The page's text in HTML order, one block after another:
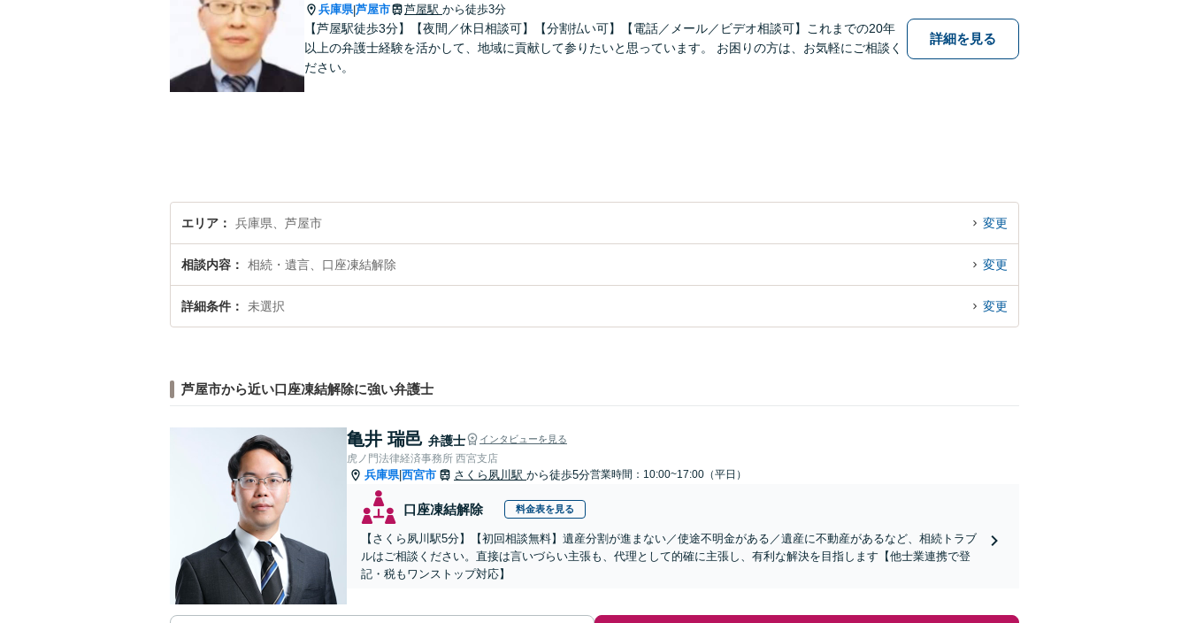
兵庫県|芦屋市 芦屋駅 から徒歩3分
【芦屋駅徒歩3分】【夜間／休日相談可】【分割払い可】【電話／メール／ビデオ相談可】これまでの20年
以上の弁護士経験を活かして、地域に貢献して参りたいと思っています。 お困りの方は、お気軽にご相談く
ださい。
詳細を見る
エリア 兵庫県、芦屋市 変更
相談内容 相続・遺言、口座凍結解除 変更
詳細条件 未選択 変更
芦屋市から近い口座凍結解除に強い弁護士
亀井 瑞邑 弁護士 インタビューを見る
虎ノ門法律経済事務所 西宮支店
兵庫県|西宮市 さくら夙川駅 から徒歩5分営業時間：10:00~17:00（平日）
口座凍結解除 料金表を見る
【さくら夙川駅5分】【初回相談無料】遺産分割が進まない／使途不明金がある／遺産に不動産があるなど、相続トラブ
ルはご相談ください。直接は言いづらい主張も、代理として的確に主張し、有利な解決を目指します【他士業連携で登
記・税もワンストップ対応】